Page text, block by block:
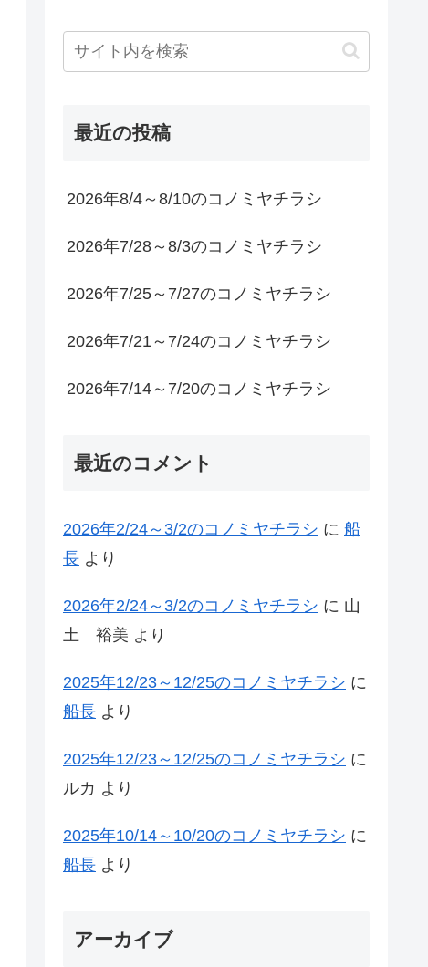
最近の投稿
2026年8/4～8/10のコノミヤチラシ
2026年7/28～8/3のコノミヤチラシ
2026年7/25～7/27のコノミヤチラシ
2026年7/21～7/24のコノミヤチラシ
2026年7/14～7/20のコノミヤチラシ
最近のコメント
2026年2/24～3/2のコノミヤチラシ に 船
長 より
2026年2/24～3/2のコノミヤチラシ に 山
土 裕美 より
2025年12/23～12/25のコノミヤチラシ に
船長 より
2025年12/23～12/25のコノミヤチラシ に
ルカ より
2025年10/14～10/20のコノミヤチラシ に
船長 より
アーカイブ